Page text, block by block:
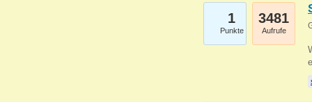
1
Punkte
3481
Aufrufe